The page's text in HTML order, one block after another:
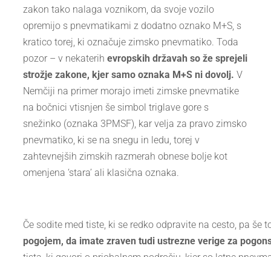
zakon tako nalaga voznikom, da svoje vozilo
opremijo s pnevmatikami z dodatno oznako M+S, s
kratico torej, ki označuje zimsko pnevmatiko. Toda
pozor – v nekaterih evropskih državah so že sprejeli
strožje zakone, kjer samo oznaka M+S ni dovolj. V
Nemčiji na primer morajo imeti zimske pnevmatike
na bočnici vtisnjen še simbol triglave gore s
snežinko (oznaka 3PMSF), kar velja za pravo zimsko
pnevmatiko, ki se na snegu in ledu, torej v
zahtevnejših zimskih razmerah obnese bolje kot
omenjena ‘stara’ ali klasična oznaka.
Če sodite med tiste, ki se redko odpravite na cesto, pa
pogojem, da imate zraven tudi ustrezne verige za